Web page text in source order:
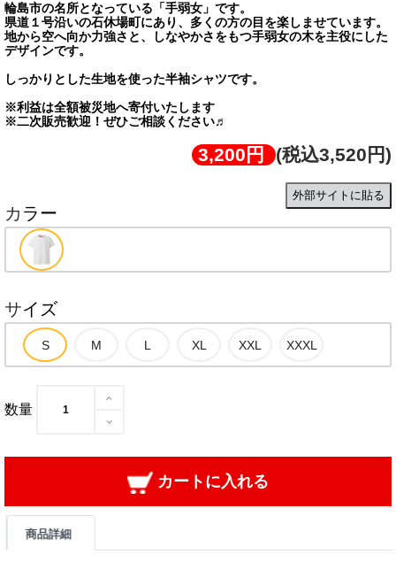
輪島市の名所となっている「手弱女」です。
県道１号沿いの石休場町にあり、多くの方の目を楽しませています。
地から空へ向か力強さと、しなやかさをもつ手弱女の木を主役にした
デザインです。
しっかりとした生地を使った半袖シャツです。
※利益は全額被災地へ寄付いたします
※二次販売歓迎！ぜひご相談ください♬
3,200円 (税込3,520円)
外部サイトに貼る
カラー
サイズ
数量
カートに入れる
商品詳細